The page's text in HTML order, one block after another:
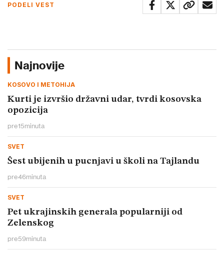
PODELI VEST
Najnovije
KOSOVO I METOHIJA
Kurti je izvršio državni udar, tvrdi kosovska
opozicija
pre15minuta
SVET
Šest ubijenih u pucnjavi u školi na Tajlandu
pre46minuta
SVET
Pet ukrajinskih generala popularniji od
Zelenskog
pre59minuta